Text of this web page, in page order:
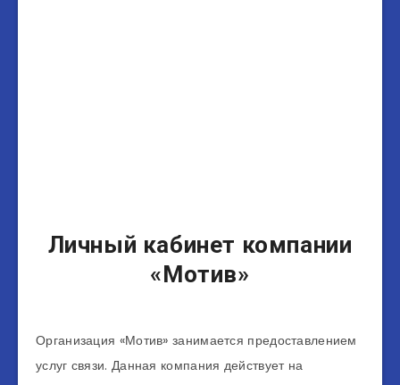
Личный кабинет компании
«Мотив»
Организация «Мотив» занимается предоставлением
услуг связи. Данная компания действует на